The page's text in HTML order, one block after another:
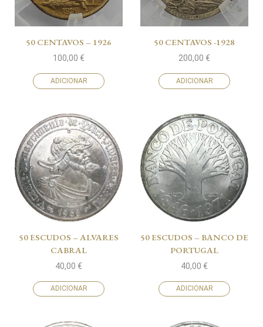
50 CENTAVOS – 1926
100,00 €
ADICIONAR
50 CENTAVOS -1928
200,00 €
ADICIONAR
50 ESCUDOS – ALVARES
CABRAL
40,00 €
ADICIONAR
50 ESCUDOS – BANCO DE
PORTUGAL
40,00 €
ADICIONAR